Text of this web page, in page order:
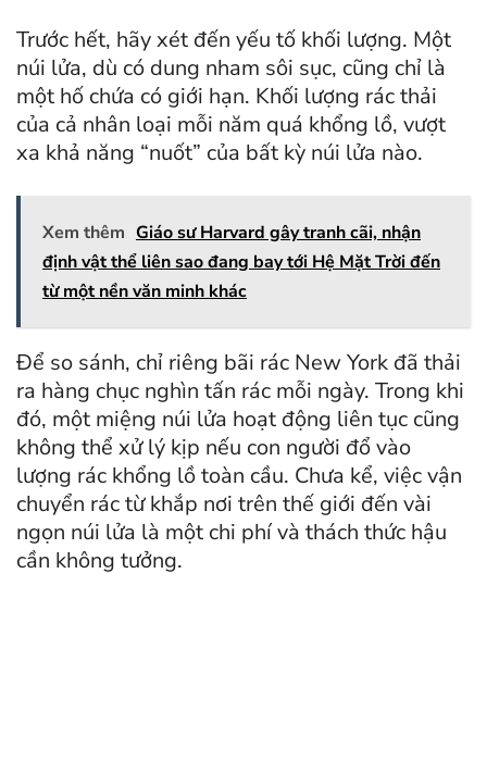
Trước hết, hãy xét đến yếu tố khối lượng. Một
núi lửa, dù có dung nham sôi sục, cũng chỉ là
một hố chứa có giới hạn. Khối lượng rác thải
của cả nhân loại mỗi năm quá khổng lồ, vượt
xa khả năng “nuốt” của bất kỳ núi lửa nào.
Xem thêm Giáo sư Harvard gây tranh cãi, nhận
định vật thể liên sao đang bay tới Hệ Mặt Trời đến
từ một nền văn minh khác
Để so sánh, chỉ riêng bãi rác New York đã thải
ra hàng chục nghìn tấn rác mỗi ngày. Trong khi
đó, một miệng núi lửa hoạt động liên tục cũng
không thể xử lý kịp nếu con người đổ vào
lượng rác khổng lồ toàn cầu. Chưa kể, việc vận
chuyển rác từ khắp nơi trên thế giới đến vài
ngọn núi lửa là một chi phí và thách thức hậu
cần không tưởng.